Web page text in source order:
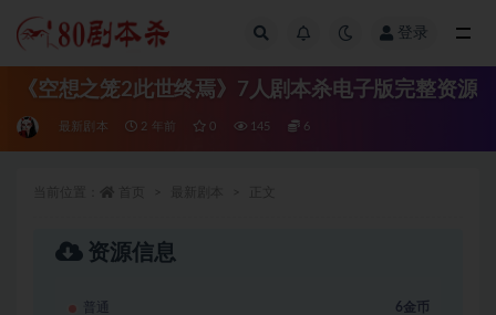
登录
《空想之笼2此世终焉》7人剧本杀电子版完整资源
最新剧本 2 年前 0 145 6
资源信息
普通 6金币